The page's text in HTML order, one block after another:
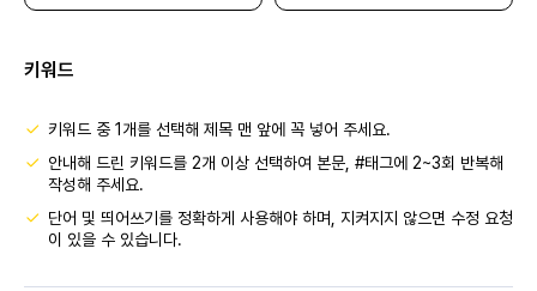
키워드
키워드 중 1개를 선택해 제목 맨 앞에 꼭 넣어 주세요.
안내해 드린 키워드를 2개 이상 선택하여 본문, #태그에 2~3회 반복해
작성해 주세요.
단어 및 띄어쓰기를 정확하게 사용해야 하며, 지켜지지 않으면 수정 요청
이 있을 수 있습니다.